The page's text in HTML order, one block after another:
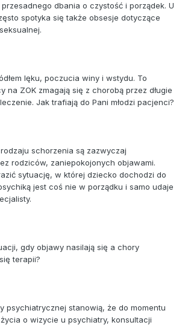
dbania o czystość i porządek. U
spotyka się także obsesje dotyczące
lęku, poczucia winy i wstydu. To
na ZOK zmagają się z chorobą przez długie
Jak trafiają do Pani młodzi pacjenci?
schorzenia są zazwyczaj
rodziców, zaniepokojonych objawami.
sytuację, w której dziecko dochodzi do
jest coś nie w porządku i samo udaje
gdy objawy nasilają się a chory
terapii?
psychiatrycznej stanowią, że do momentu
o wizycie u psychiatry, konsultacji